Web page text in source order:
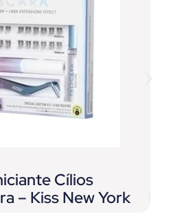
Cílios
– Kiss New York